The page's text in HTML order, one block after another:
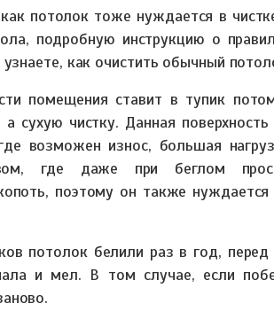
потолок тоже нуждается в
подробную инструкцию о
как очистить обычный
помещения ставит в тупик
сухую чистку. Данная поверхность
возможен износ, большая
где даже при беглом
поэтому он также нуждается
потолок белили раз в год,
и мел. В том случае, если